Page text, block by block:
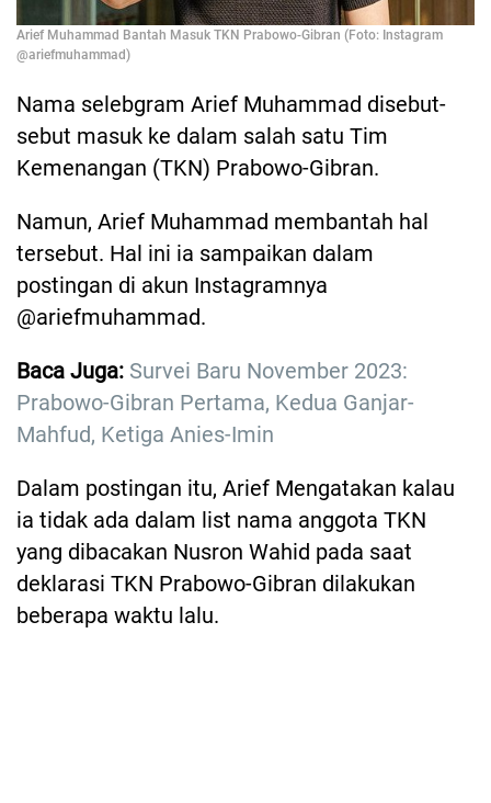
Arief Muhammad Bantah Masuk TKN Prabowo-Gibran (Foto: Instagram
@ariefmuhammad)
Nama selebgram Arief Muhammad disebut-
sebut masuk ke dalam salah satu Tim
Kemenangan (TKN) Prabowo-Gibran.
Namun, Arief Muhammad membantah hal
tersebut. Hal ini ia sampaikan dalam
postingan di akun Instagramnya
@ariefmuhammad.
Baca Juga: Survei Baru November 2023:
Prabowo-Gibran Pertama, Kedua Ganjar-
Mahfud, Ketiga Anies-Imin
Dalam postingan itu, Arief Mengatakan kalau
ia tidak ada dalam list nama anggota TKN
yang dibacakan Nusron Wahid pada saat
deklarasi TKN Prabowo-Gibran dilakukan
beberapa waktu lalu.